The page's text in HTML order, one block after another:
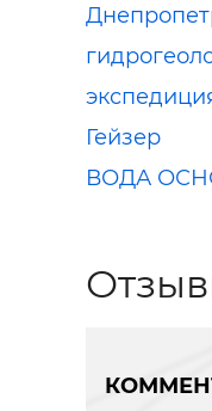
Гейзер
ВОДА